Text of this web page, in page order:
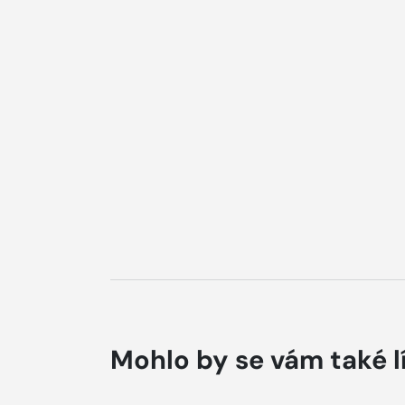
Mohlo by se vám také